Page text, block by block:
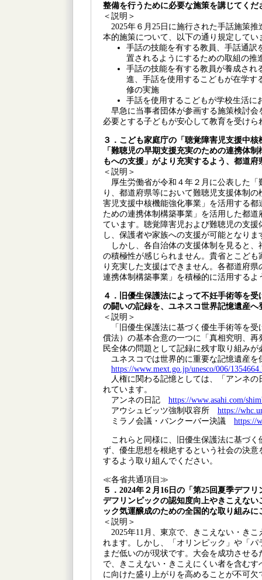
整備を行うために必要な施策を講じてくだ
＜説明＞
2025年６月25日に施行された手話施策
本的施策について、以下の通り規定してい
手話の技能を有する教員、手話通訳
置されるようにするための取組の推
手話の技能を有する教員が養成され
進、手話を使用するこどもが在学す
修の実施
手話を使用するこどもが学校生活に
早急に当事者団体が参画する施策検討会
必要とする子どもが安心して教育を受け
３．こども家庭庁の「聴覚障害児支援中
「難聴児の早期支援充実のための連携体
もへの支援」がより充実するよう、都道
＜説明＞
厚生労働省が令和４年２月に公表した「
り、都道府県等において難聴児支援体制
害児支援中核機能強化事業」を活用する
ための連携体制構築事業」を活用した都
ています。聴覚障害児および難聴児の支
し、保護者や家族への支援が可能となりま
しかし、各自治体の支援体制を見ると、
の積極性が感じられません。貴省とこど
り充実した支援はできません。各都道府
連携体制構築事業」を積極的に活用するよ
４．旧優生保護法によって不妊手術等を
の闘いの記録を、ユネスコ世界記憶遺産
＜説明＞
「旧優生保護法に基づく優生手術等を受
償法）の基本合意の一つに「真相究明、
民全体の問題として記録に残す取り組みが
ユネスコでは世界的に重要な記憶遺産を
https://www.mext.go.jp/unesco/006/
人権に関わる記憶としては、「アンネの
れています。
アンネの日記 https://www.asahi.com/
アウシュビッツ強制収容所 https://
ミラノ会議・バンクーバー決議 https://
これらと同様に、旧優生保護法に基づく
ず、優生思想を根絶するという社会の決
するよう取り組んでください。
≪各省共通項目≫
５．2024年２月16日の「第25回夏季デフ
デフリンピックの認知度向上やきこえな
ック気運醸成のための全国的な取り組みに
＜説明＞
2025年11月、東京で、きこえない・き
れます。しかし、「オリンピック」や「
まだ低いのが現状です。大会を成功させ
で、きこえない・きこえにくい者を含む
に向けた盛り上がりを高めることが不可欠